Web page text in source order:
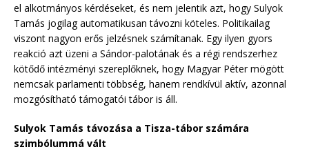
el alkotmányos kérdéseket, és nem jelentik azt, hogy Sulyok
Tamás jogilag automatikusan távozni köteles. Politikailag
viszont nagyon erős jelzésnek számítanak. Egy ilyen gyors
reakció azt üzeni a Sándor-palotának és a régi rendszerhez
kötődő intézményi szereplőknek, hogy Magyar Péter mögött
nemcsak parlamenti többség, hanem rendkívül aktív, azonnal
mozgósítható támogatói tábor is áll.
Sulyok Tamás távozása a Tisza-tábor számára
szimbólummá vált